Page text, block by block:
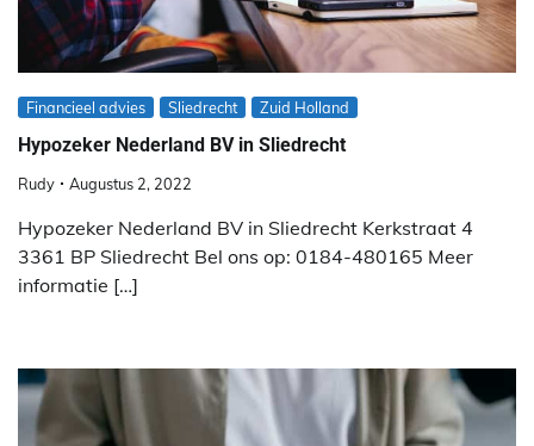
Financieel advies Sliedrecht Zuid Holland
Hypozeker Nederland BV in Sliedrecht
Rudy Augustus 2, 2022
Hypozeker Nederland BV in Sliedrecht Kerkstraat 4
3361 BP Sliedrecht Bel ons op: 0184-480165 Meer
informatie […]